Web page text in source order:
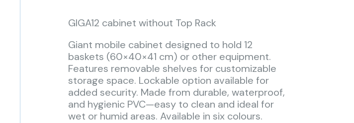
GIGA12 cabinet without Top Rack
Giant mobile cabinet designed to hold 12
baskets (60×40×41 cm) or other equipment.
Features removable shelves for customizable
storage space. Lockable option available for
added security. Made from durable, waterproof,
and hygienic PVC—easy to clean and ideal for
wet or humid areas. Available in six colours.